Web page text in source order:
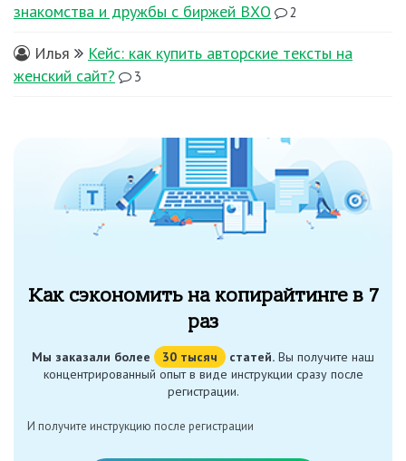
знакомства и дружбы с биржей ВХО
2
Илья
Кейс: как купить авторские тексты на
женский сайт?
3
Как сэкономить на копирайтинге в 7
раз
Мы заказали более 30 тысяч статей. Вы получите наш
концентрированный опыт в виде инструкции сразу после
регистрации.
И получите инструкцию после регистрации